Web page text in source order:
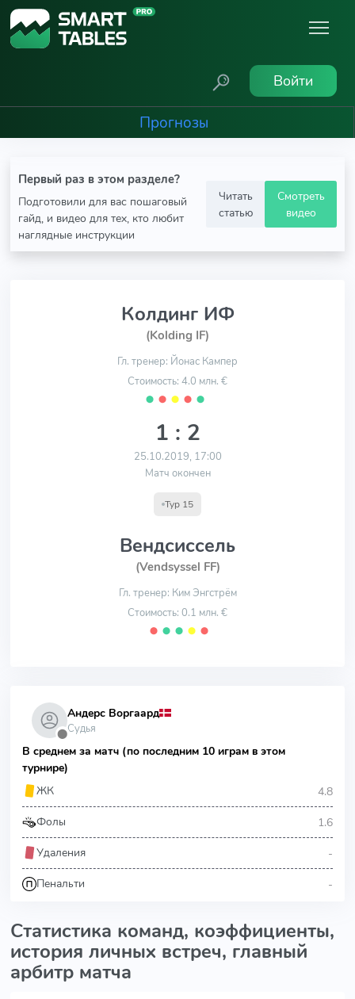
Войти
Прогнозы
Первый раз в этом разделе?
Подготовили для вас пошаговый
гайд, и видео для тех, кто любит
наглядные инструкции
Читать
статью
Смотреть
видео
Колдинг ИФ
(Kolding IF)
Гл. тренер: Йонас Кампер
Стоимость: 4.0 млн. €
⬤ ⬤ ⬤ ⬤ ⬤
1 : 2
25.10.2019, 17:00
Матч окончен
Тур 15
Вендсиссель
(Vendsyssel FF)
Гл. тренер: Ким Энгстрём
Стоимость: 0.1 млн. €
⬤ ⬤ ⬤ ⬤ ⬤
⬤
Андерс Воргаард
Судья
В среднем за матч (по последним 10 играм в этом
турнире)
ЖК
4.8
Фолы 1.6
Удаления -
Пенальти -
Статистика команд, коэффициенты,
история личных встреч, главный
арбитр матча